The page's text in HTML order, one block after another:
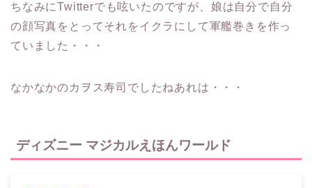
ちなみにTwitterでも呟いたのですが、娘は自分で自分
の顔写真をとってそれをイクラにして軍艦巻きを作っ
ていました・・・
なかなかのカヲス寿司でしたねあれは・・・
ディズニー マジカルえほんワールド